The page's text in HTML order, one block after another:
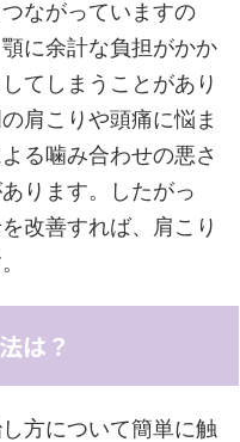
ながっていますの
に余計な負担がかか
てしまうことがあり
肩こりや頭痛に悩ま
る噛み合わせの悪さ
ります。したがっ
改善すれば、肩こり
は？
方について簡単に触